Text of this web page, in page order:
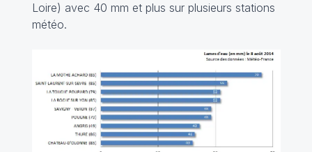
Loire) avec 40 mm et plus sur plusieurs stations
météo.